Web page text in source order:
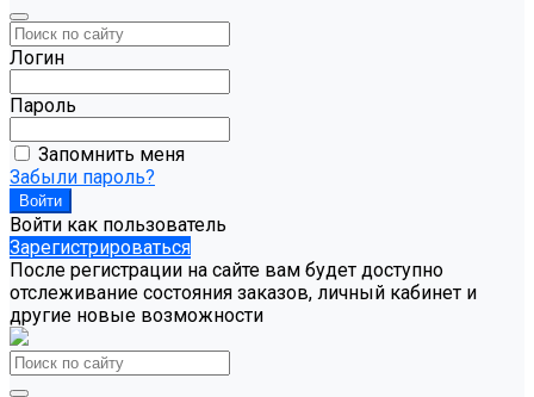
Логин
Пароль
Запомнить меня
Забыли пароль?
Войти как пользователь
Зарегистрироваться
После регистрации на сайте вам будет доступно
отслеживание состояния заказов, личный кабинет и
другие новые возможности